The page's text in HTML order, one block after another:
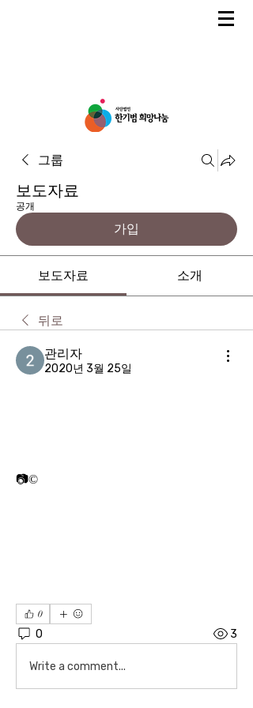
그룹
보도자료
공개
가입
보도자료 소개
뒤로
관리자
2020년 3월 25일
📷 지난 5월 서울 잠실학생체육관에서 열린 한기범희망나눔 자선경기에서 올스타 선수들이 멋진 슛을 선보이고 있다. © 프라임경제희망농구 올스타 대회는 지난 5월 서울대회에 이은 두 번째 개최 대회로 이번에는 의정부시에서 진행된다.
0
0 3
Write a comment...